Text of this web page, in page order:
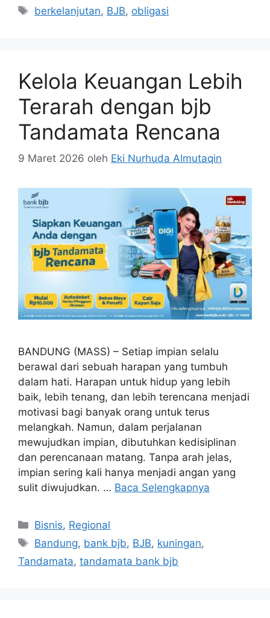
Tag
berkelanjutan, BJB, obligasi
Kelola Keuangan Lebih
Terarah dengan bjb
Tandamata Rencana
9 Maret 2026 oleh Eki Nurhuda Almutaqin
BANDUNG (MASS) – Setiap impian selalu
berawal dari sebuah harapan yang tumbuh
dalam hati. Harapan untuk hidup yang lebih
baik, lebih tenang, dan lebih terencana menjadi
motivasi bagi banyak orang untuk terus
melangkah. Namun, dalam perjalanan
mewujudkan impian, dibutuhkan kedisiplinan
dan perencanaan matang. Tanpa arah jelas,
impian sering kali hanya menjadi angan yang
sulit diwujudkan. … Baca Selengkapnya
Kategori
Bisnis, Regional
Tag
Bandung, bank bjb, BJB, kuningan,
Tandamata, tandamata bank bjb